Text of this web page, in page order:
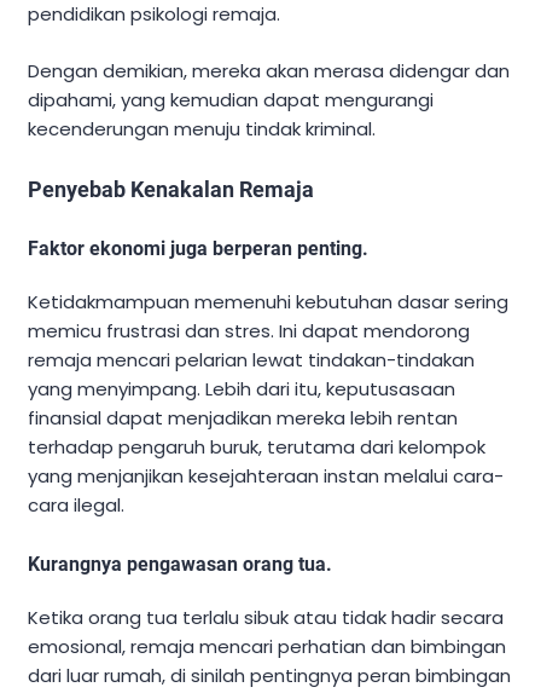
pendidikan psikologi remaja.
Dengan demikian, mereka akan merasa didengar dan
dipahami, yang kemudian dapat mengurangi
kecenderungan menuju tindak kriminal.
Penyebab Kenakalan Remaja
Faktor ekonomi juga berperan penting.
Ketidakmampuan memenuhi kebutuhan dasar sering
memicu frustrasi dan stres. Ini dapat mendorong
remaja mencari pelarian lewat tindakan-tindakan
yang menyimpang. Lebih dari itu, keputusasaan
finansial dapat menjadikan mereka lebih rentan
terhadap pengaruh buruk, terutama dari kelompok
yang menjanjikan kesejahteraan instan melalui cara-
cara ilegal.
Kurangnya pengawasan orang tua.
Ketika orang tua terlalu sibuk atau tidak hadir secara
emosional, remaja mencari perhatian dan bimbingan
dari luar rumah, di sinilah pentingnya peran bimbingan